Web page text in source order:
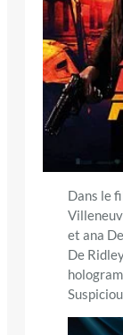
Dans le
et ana
De